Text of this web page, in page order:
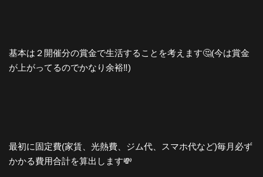
基本は２開催分の賞金で生活することを考えます🤔(今は賞金
が上がってるのでかなり余裕‼️)
最初に固定費(家賃、光熱費、ジム代、スマホ代など)毎月必ず
かかる費用合計を算出します💸